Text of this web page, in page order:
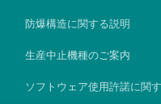
防爆構造に関する説明
生産中止機種のご案内
ソフトウェア使用許諾に関